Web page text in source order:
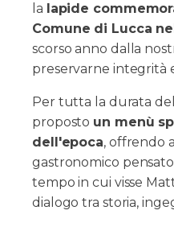
la lapide
Comune di Lucca
scorso anno dalla
preservarne integrità
Per tutta la durata
proposto un menù
dell'epoca, offrendo
gastronomico
tempo in cui visse
dialogo tra storia,